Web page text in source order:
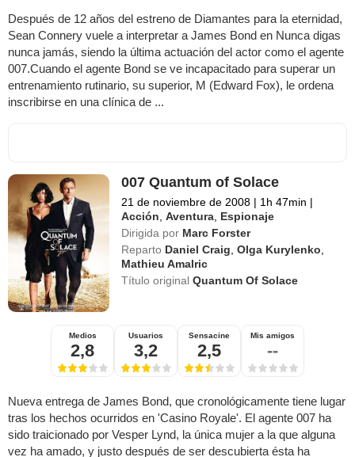
Después de 12 años del estreno de Diamantes para la eternidad,
Sean Connery vuele a interpretar a James Bond en Nunca digas
nunca jamás, siendo la última actuación del actor como el agente
007.Cuando el agente Bond se ve incapacitado para superar un
entrenamiento rutinario, su superior, M (Edward Fox), le ordena
inscribirse en una clínica de ...
007 Quantum of Solace
21 de noviembre de 2008 | 1h 47min |
Acción ,Aventura Espionaje
Dirigida por Marc Forster
Reparto Daniel Craig ,Olga Kurylenko
Mathieu Amalric
Título originalQuantum Of Solace
Medios
2,8
Usuarios
3,2
Sensacine
2,5
Mis amigos
--
Nueva entrega de James Bond, que cronológicamente tiene lugar
tras los hechos ocurridos en 'Casino Royale'. El agente 007 ha
sido traicionado por Vesper Lynd, la única mujer a la que alguna
vez ha amado, y justo después de ser descubierta ésta ha